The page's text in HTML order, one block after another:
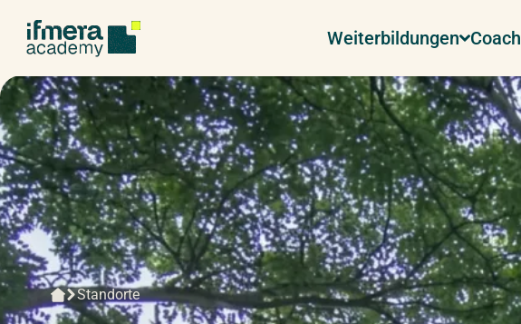
Weiterbildungen
Standorte